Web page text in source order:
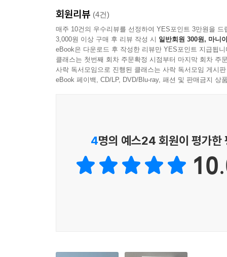
‘중고등학생도 이해할 수 있는 수준의 교양서/안
담고 있다. 즉, 기후위기 기초+심화 교과서라고 할
책의 모토는 쉬움, 친절함, 명쾌함이다. 그러나
할것 없이 모두 행동에 나서자는 호소가 짙게 깔
온실가스 같은 지구과학 분야부터 탄소중립,
무엇이 문제의 근본원인이고, 누가 책임 주체라고
기후위기 극복에 어떤 식의 (인류/한국/공동체 차
국가, 지자체, 기업, 시민은 지금 이곳에서 당장 무
회원리뷰 (4건)
매주 10건의 우수리뷰를 선정하여 YES포인트 3만원을 드
3,000원 이상 구매 후 리뷰 작성 시 일반회원 300원, 마니
eBook은 다운로드 후 작성한 리뷰만 YES포인트 지급됩니
클래스는 첫번째 회차 주문확정 시점부터 마지막 회차 주
사락 독서모임으로 진행된 클래스는 사락 독서모임 게시
eBook 페이백, CD/LP, DVD/Blu-ray, 패션 및 판매금지 상
4명의 예스24 회원이 평가한